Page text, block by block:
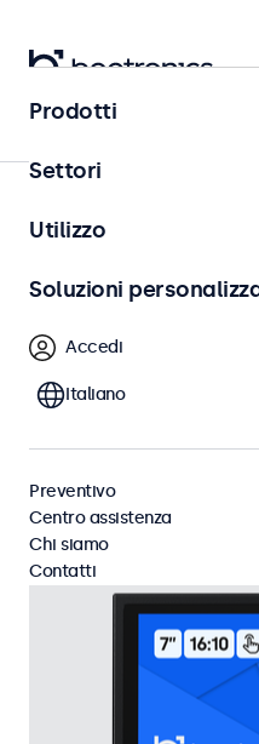
Touchscreen
Touchscreen da 7
Touchscreen da 7 pollici
uso continuo. Questi
facili da integrare in
con i sistemi operativi
Touchscreen 7 pollici
Prodotti
Settori
Utilizzo
Soluzioni
Accedi
Italiano
Preventivo
Centro assistenza
Chi siamo
Contatti